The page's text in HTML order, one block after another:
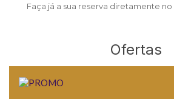
Faça já a sua reserva diretamente
Ofertas